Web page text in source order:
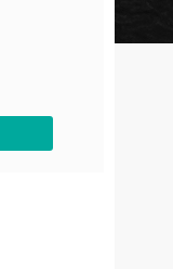
de Privacidad